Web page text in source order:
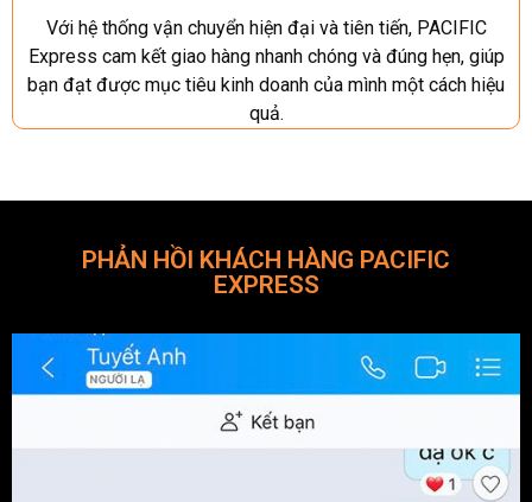
Với hệ thống vận chuyển hiện đại và tiên tiến, PACIFIC
Express cam kết giao hàng nhanh chóng và đúng hẹn, giúp
bạn đạt được mục tiêu kinh doanh của mình một cách hiệu
quả.
PHẢN HỒI KHÁCH HÀNG PACIFIC
EXPRESS